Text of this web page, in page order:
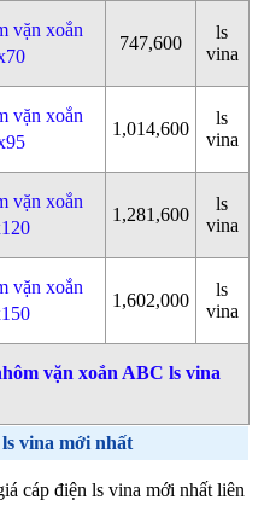
vặn xoắn
747,600
ls
vina
vặn xoắn
1,014,600
ls
vina
vặn xoắn
1,281,600
ls
vina
vặn xoắn
1,602,000
ls
vina
vặn xoắn ABC ls vina
vina mới nhất
cáp điện ls vina mới nhất liên